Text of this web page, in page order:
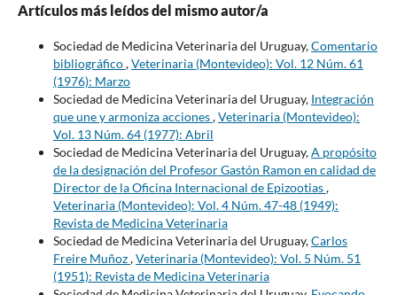
Artículos más leídos del mismo autor/a
Sociedad de Medicina Veterinaria del Uruguay,Comentario
bibliográfico,Veterinaria (Montevideo): Vol. 12 Núm. 61
(1976): Marzo
Sociedad de Medicina Veterinaria del Uruguay, Integración
que une y armoniza acciones,Veterinaria (Montevideo):
Vol. 13 Núm. 64 (1977): Abril
Sociedad de Medicina Veterinaria del Uruguay,A propósito
de la designación del Profesor Gastón Ramon en calidad de
Director de la Oficina Internacional de Epizootias,
Veterinaria (Montevideo): Vol. 4 Núm. 47-48 (1949):
Revista de Medicina Veterinaria
Sociedad de Medicina Veterinaria del Uruguay,Carlos
Freire Muñoz,Veterinaria (Montevideo): Vol. 5 Núm. 51
(1951): Revista de Medicina Veterinaria